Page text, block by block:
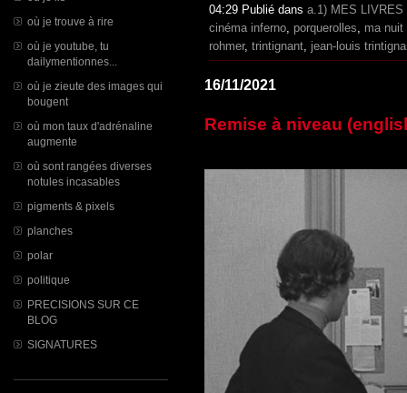
où je trouve à rire
où je youtube, tu
dailymentionnes...
où je zieute des images qui
bougent
où mon taux d'adrénaline
augmente
où sont rangées diverses
notules incasables
pigments & pixels
planches
polar
politique
PRECISIONS SUR CE
BLOG
SIGNATURES
04:29 Publié dans a.1) MES LIVRES
cinéma inferno, porquerolles, ma nuit
rohmer, trintignant, jean-louis
16/11/2021
Remise à niveau